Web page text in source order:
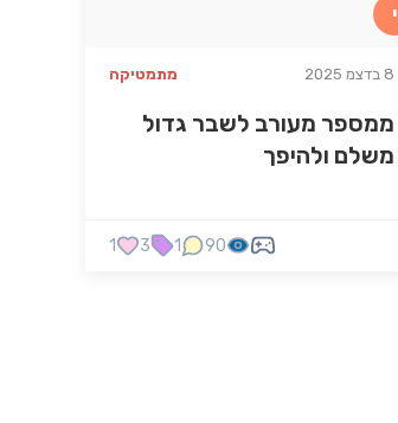
י
8 בדצמ 2025 מתמטיקה
ממספר מעורב לשבר גדול
משלם ולהיפך
90
1
3
1